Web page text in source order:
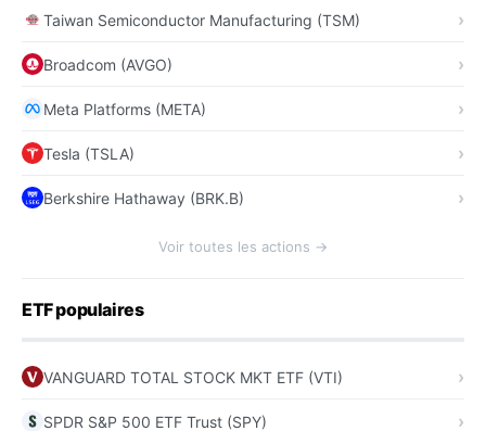
Taiwan Semiconductor Manufacturing (TSM)
Broadcom (AVGO)
Meta Platforms (META)
Tesla (TSLA)
Berkshire Hathaway (BRK.B)
Voir toutes les actions →
ETF populaires
VANGUARD TOTAL STOCK MKT ETF (VTI)
SPDR S&P 500 ETF Trust (SPY)